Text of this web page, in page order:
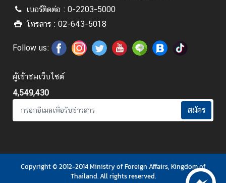
เบอร์ติดต่อ : 0-2203-5000
โทรสาร : 02-643-5018
Follow us:
ผู้เข้าชมเว็บไซต์
4,549,430
สมัคร
Copyright © 2012-2014 Ministry of Foreign Affairs, Kingdom of
Thailand. All rights reserved.